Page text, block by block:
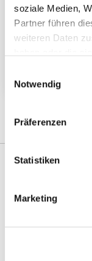
soziale Medien,
Partner führen
weiteren Daten
Notwendig
Präferenzen
Statistiken
Marketing
Weitere
Hinweise